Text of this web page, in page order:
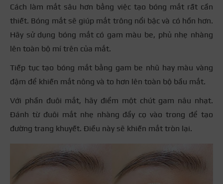
Cách làm mắt sâu hơn bằng việc tạo bóng mắt rất cần
thiết. Bóng mắt sẽ giúp mắt trông nổi bậc và có hồn hơn.
Hãy sử dụng bóng mắt có gam màu be, phủ nhẹ nhàng
lên toàn bộ mí trên của mắt.
Tiếp tục tạo bóng mắt bằng gam be nhũ hay màu vàng
đậm để khiến mắt nông và to hơn lên toàn bộ bầu mắt.
Với phần đuôi mắt, hãy điểm một chút gam nâu nhạt.
Đánh từ đuôi mắt nhẹ nhàng đẩy cọ vào trong để tạo
đường trang khuyết. Điều này sẽ khiến mắt tròn lại.